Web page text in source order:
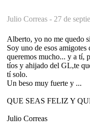
Julio Correas - 27 de
Alberto, yo no me quedo
Soy uno de esos amigotes
queremos mucho... y a tí,
tíos y ahijado del GL,te
tí solo.
Un beso muy fuerte y ...
QUE SEAS FELIZ Y
Julio Correas